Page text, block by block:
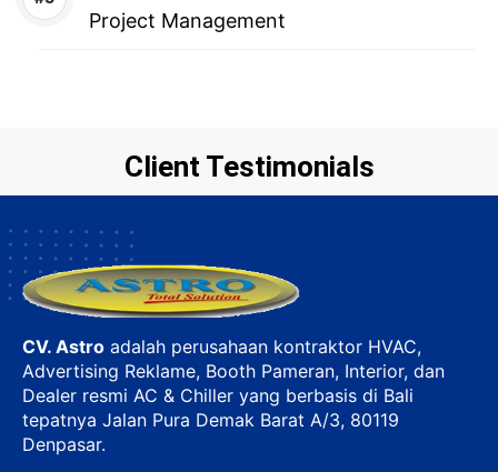
Project Management
Client Testimonials
CV. Astro adalah perusahaan kontraktor HVAC,
Advertising Reklame, Booth Pameran, Interior, dan
Dealer resmi AC & Chiller yang berbasis di Bali
tepatnya Jalan Pura Demak Barat A/3, 80119
Denpasar.